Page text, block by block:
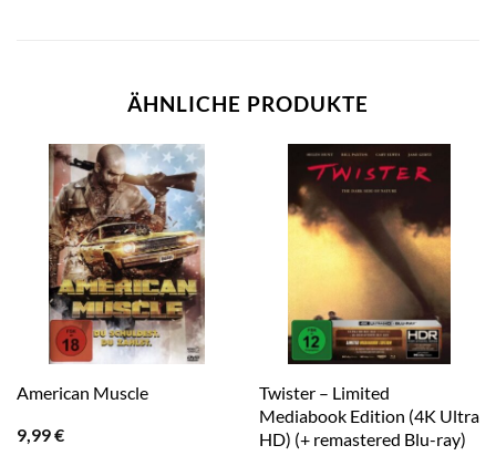
ÄHNLICHE PRODUKTE
American Muscle
9,99€
Twister – Limited
Mediabook Edition (4K Ultra
HD) (+ remastered Blu-ray)